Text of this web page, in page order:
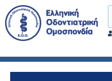
Μετάβαση
στο
περιεχόμενο